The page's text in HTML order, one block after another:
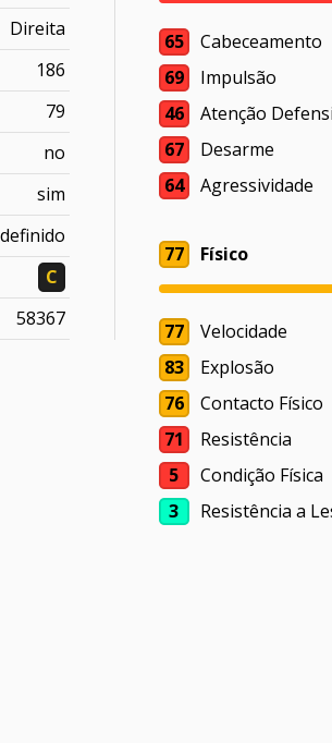
Direita
186
79
no
sim
C
58367
65
Cabeceamento
69
Impulsão
46
Atenção
67
Desarme
64
Agressividade
77 Físico
77
Velocidade
83
Explosão
76
Contacto Físico
71
Resistência
5
Condição Física
3
Resistência a